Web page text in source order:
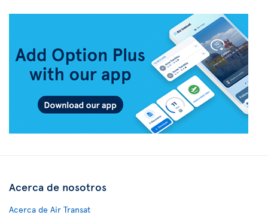
Acerca de nosotros
Acerca de Air Transat